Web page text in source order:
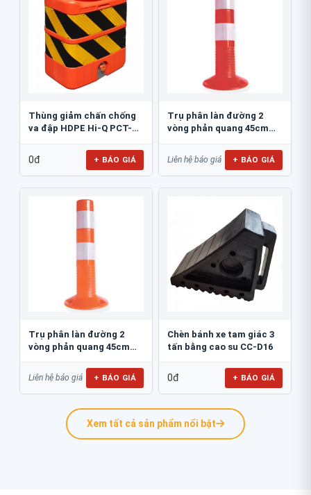
Thùng giảm chấn chống
va đập HDPE Hi-Q PCT-
0đ + BÁO GIÁ
Trụ phân làn đường 2
vòng phản quang 45cm
Liên hệ báo giá + BÁO GIÁ
Trụ phân làn đường 2
vòng phản quang 45cm
Liên hệ báo giá + BÁO GIÁ
Chèn bánh xe tam giác 3
tấn bằng cao su CC-D16
0đ + BÁO GIÁ
Xem tất cả sản phẩm nổi bật